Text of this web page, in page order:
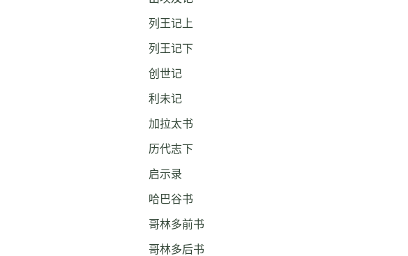
列王记上
列王记下
创世记
利未记
加拉太书
历代志下
启示录
哈巴谷书
哥林多前书
哥林多后书